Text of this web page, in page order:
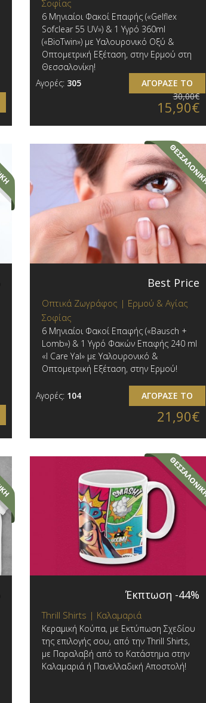
Σοφίας
6 Μηνιαίοι Φακοί Επαφής («Gelflex
Sofclear 55 UV») & 1 Υγρό 360ml
(«BioTwin») με Υαλουρονικό Οξύ &
Οπτομετρική Εξέταση, στην Ερμού στη
Θεσσαλονίκη!
Αγορές: 305
ΑΓΟΡΑΣΕ ΤΟ
30,00€
15,90€
Best Price
Οπτικά Ζωγράφος | Ερμού & Αγίας
Σοφίας
6 Μηνιαίοι Φακοί Επαφής («Bausch +
Lomb») & 1 Υγρό Φακών Επαφής 240 ml
«I Care Yal» με Υαλουρονικό &
Οπτομετρική Εξέταση, στην Ερμού!
Αγορές: 104 ΑΓΟΡΑΣΕ ΤΟ
21,90€
Έκπτωση -44%
Thrill Shirts | Καλαμαριά
Κεραμική Κούπα, με Εκτύπωση Σχεδίου
της επιλογής σου, από την Thrill Shirts,
με Παραλαβή από το Κατάστημα στην
Καλαμαριά ή Πανελλαδική Αποστολή!